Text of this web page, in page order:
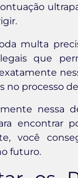
multa
que
no processo
nessa
encontrar
você
futuro.